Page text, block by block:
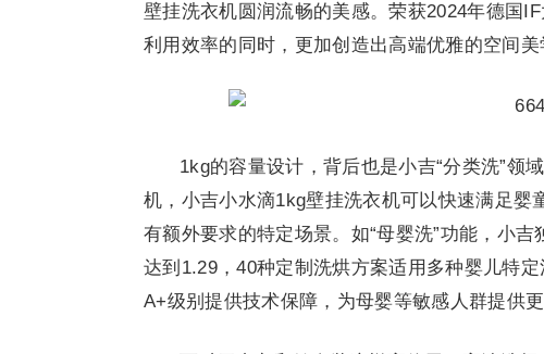
壁挂洗衣机圆润流畅的美感。荣获2024年德国
利用效率的同时，更加创造出高端优雅的空间美
1kg的容量设计，背后也是小吉“分类洗”领
机，小吉小水滴1kg壁挂洗衣机可以快速满足
有额外要求的特定场景。如“母婴洗”功能，小
达到1.29，40种定制洗烘方案适用多种婴儿特
A+级别提供技术保障，为母婴等敏感人群提供更